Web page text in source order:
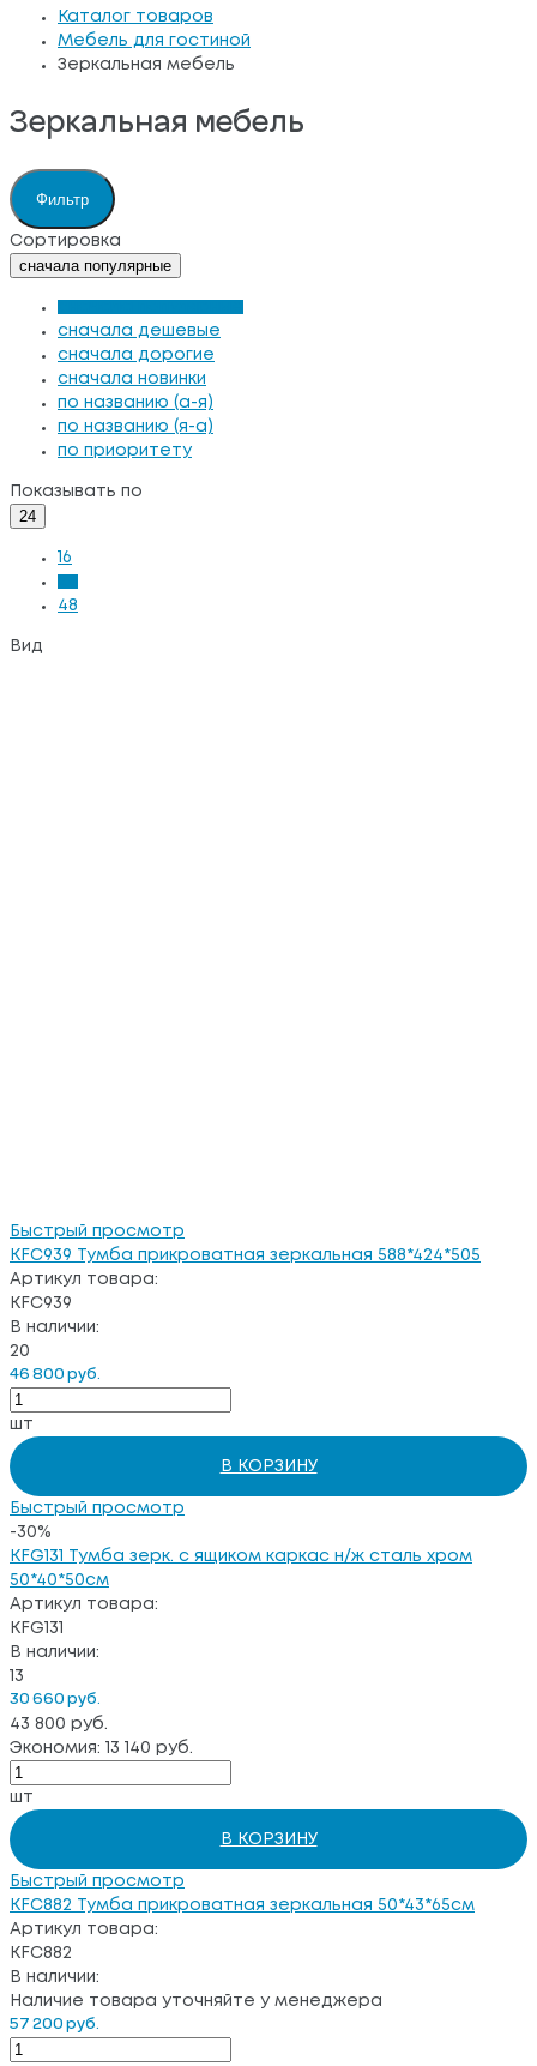
Каталог товаров
Мебель для гостиной
Зеркальная мебель
Зеркальная мебель
Фильтр
Сортировка
сначала популярные
сначала дешевые
сначала дорогие
сначала новинки
по названию (а-я)
по названию (я-а)
по приоритету
Показывать по
24
16
48
Вид
Быстрый просмотр
KFC939 Тумба прикроватная зеркальная 588*424*505
Артикул товара:
KFC939
В наличии:
20
46 800 руб.
шт
В КОРЗИНУ
Быстрый просмотр
-30%
KFG131 Тумба зерк. с ящиком каркас н/ж сталь хром
50*40*50см
Артикул товара:
KFG131
В наличии:
13
30 660 руб.
43 800 руб.
Экономия: 13 140 руб.
шт
В КОРЗИНУ
Быстрый просмотр
KFC882 Тумба прикроватная зеркальная 50*43*65см
Артикул товара:
KFC882
В наличии:
Наличие товара уточняйте у менеджера
57 200 руб.